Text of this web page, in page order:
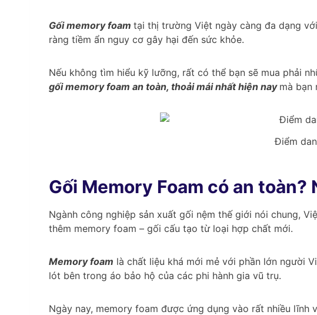
Gối memory foam tại thị trường Việt ngày càng đa dạng
ràng tiềm ẩn nguy cơ gây hại đến sức khỏe.
Nếu không tìm hiểu kỹ lưỡng, rất có thể bạn sẽ mua phải
gối memory foam an toàn, thoải mái nhất hiện nay mà bạn
Điểm
Gối Memory Foam có an
Ngành công nghiệp sản xuất gối nệm thế giới nói chung,
thêm memory foam – gối cấu tạo từ loại hợp chất mới.
Memory foam là chất liệu khá mới mẻ với phần lớn người
lót bên trong áo bảo hộ của các phi hành gia vũ trụ.
Ngày nay, memory foam được ứng dụng vào rất nhiều